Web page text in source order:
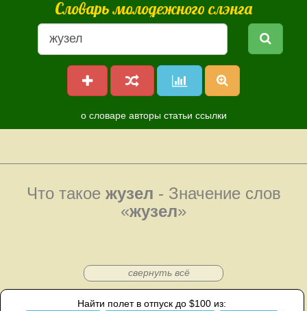
Словарь молодежного слэнга
о словаре авторы статьи ссылки
Что такое жузел - Значение слов
«жузел»
свернуть всё
Найти полет в отпуск до $100 из: